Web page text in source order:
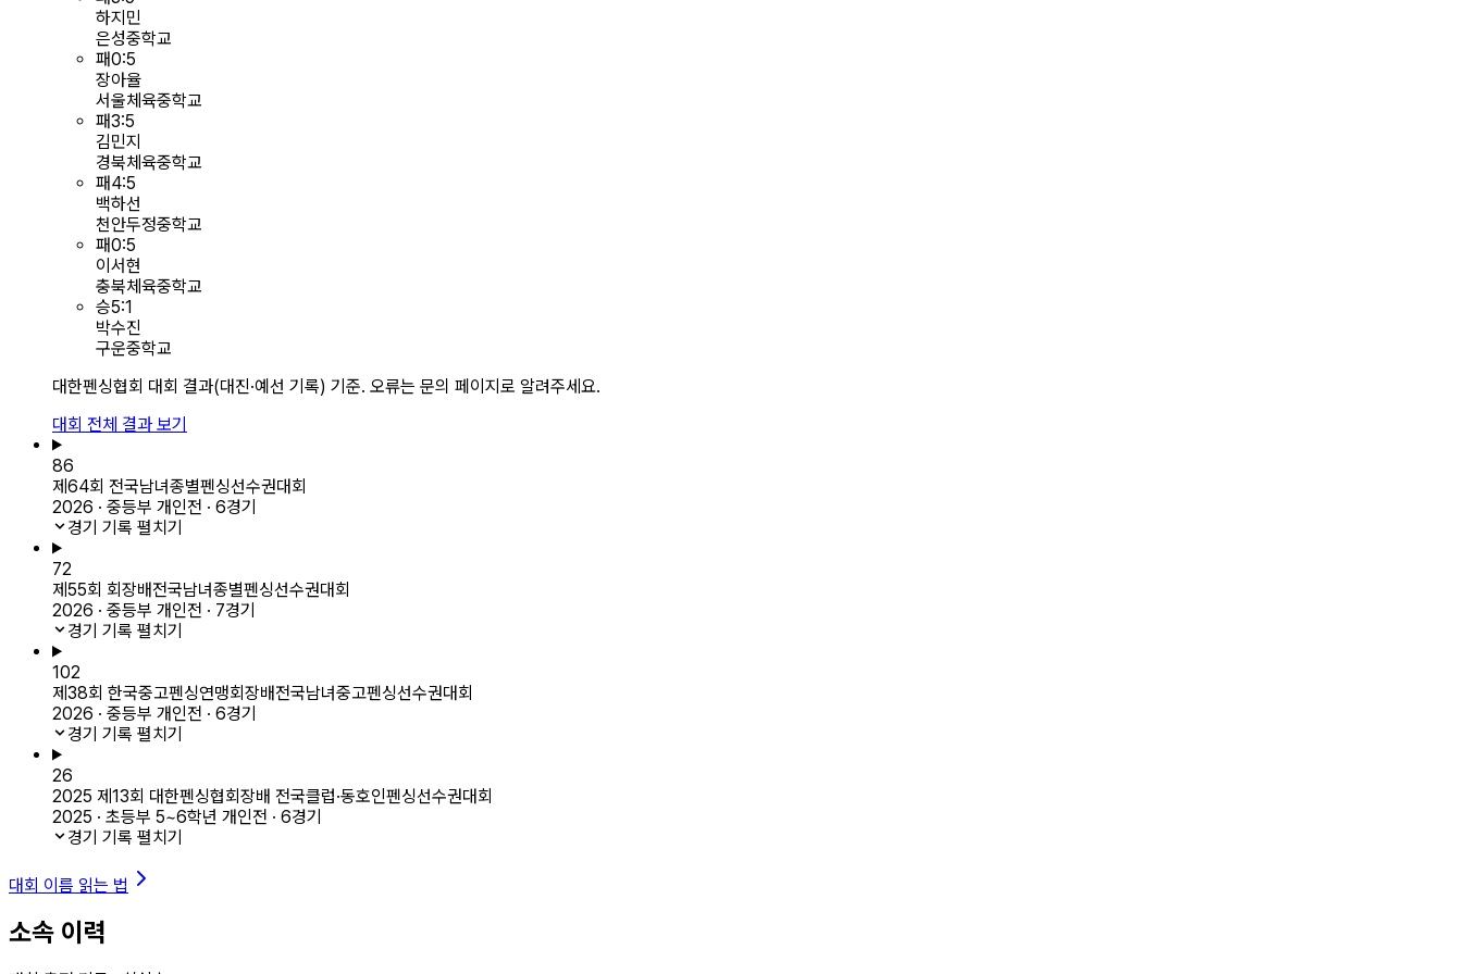
하지민
은성중학교
패0:5
장아율
서울체육중학교
패3:5
김민지
경북체육중학교
패4:5
백하선
천안두정중학교
패0:5
이서현
충북체육중학교
승5:1
박수진
구운중학교
대한펜싱협회 대회 결과(대진·예선 기록) 기준. 오류는 문의 페이지로 알려주세요.
대회 전체 결과 보기
86
제64회 전국남녀종별펜싱선수권대회
2026 · 중등부 개인전 · 6경기
경기 기록 펼치기
72
제55회 회장배전국남녀종별펜싱선수권대회
2026 · 중등부 개인전 · 7경기
경기 기록 펼치기
102
제38회 한국중고펜싱연맹회장배전국남녀중고펜싱선수권대회
2026 · 중등부 개인전 · 6경기
경기 기록 펼치기
26
2025 제13회 대한펜싱협회장배 전국클럽·동호인펜싱선수권대회
2025 · 초등부 5~6학년 개인전 · 6경기
경기 기록 펼치기
대회 이름 읽는 법
소속 이력